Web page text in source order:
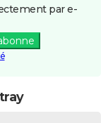
par e-